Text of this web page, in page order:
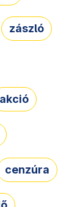
zászló
akció
cenzúra